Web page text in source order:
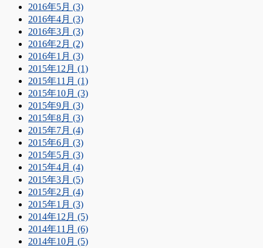
2016年5月 (3)
2016年4月 (3)
2016年3月 (3)
2016年2月 (2)
2016年1月 (3)
2015年12月 (1)
2015年11月 (1)
2015年10月 (3)
2015年9月 (3)
2015年8月 (3)
2015年7月 (4)
2015年6月 (3)
2015年5月 (3)
2015年4月 (4)
2015年3月 (5)
2015年2月 (4)
2015年1月 (3)
2014年12月 (5)
2014年11月 (6)
2014年10月 (5)